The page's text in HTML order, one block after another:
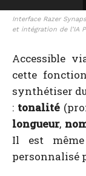
Interface Razer
et intégration de l’IA
Accessible
cette
synthétiser
: tonalité
longueur,
Il est
personnalisé